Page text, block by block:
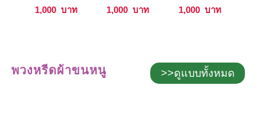
1,000 บาท
1,000 บาท
1,000 บาท
พวงหรีดผ้าขนหนู >>ดูแบบทั้งหมด